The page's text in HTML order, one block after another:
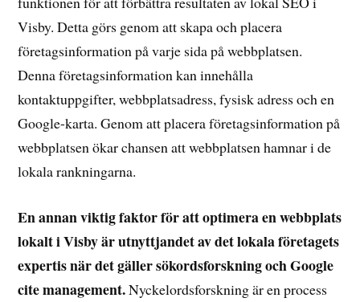
Visby. Detta görs genom att skapa och placera
företagsinformation på varje sida på webbplatsen.
Denna företagsinformation kan innehålla
kontaktuppgifter, webbplatsadress, fysisk adress och en
Google-karta. Genom att placera företagsinformation på
webbplatsen ökar chansen att webbplatsen hamnar i de
lokala rankningarna.
En annan viktig faktor för att optimera en webbplats
lokalt i Visby är utnyttjandet av det lokala företagets
expertis när det gäller sökordsforskning och Google
cite management.Nyckelordsforskning är en process